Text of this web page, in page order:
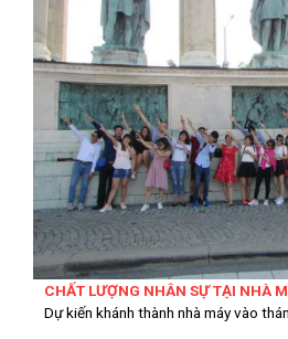
CHẤT LƯỢNG NHÂN SỰ TẠI NHÀ
Dự kiến khánh thành nhà máy vào